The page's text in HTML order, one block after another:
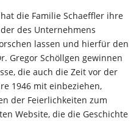
die Familie Schaeffler ihre
des Unternehmens
lassen und hierfür den
Gregor Schöllgen gewinnen
die auch die Zeit vor der
1946 mit einbeziehen,
der Feierlichkeiten zum
Website, die die Geschichte